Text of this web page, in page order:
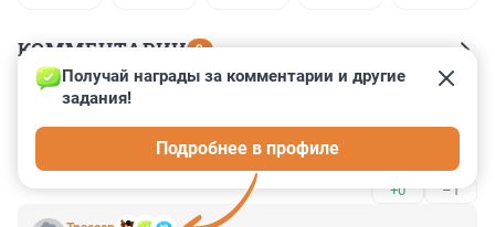
КОММЕНТАРИИ 9
Гость
Теперь дронам не на чем будет летать
+0 –1
Получай награды за комментарии и другие
задания!
Подробнее в профиле